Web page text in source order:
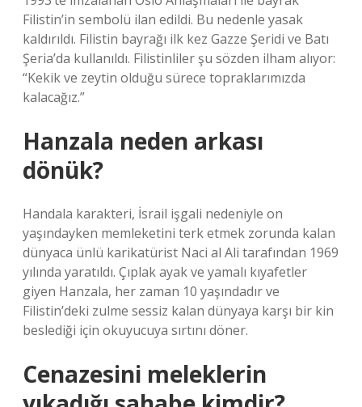
Filistin’in sembolü ilan edildi. Bu nedenle yasak
kaldırıldı. Filistin bayrağı ilk kez Gazze Şeridi ve Batı
Şeria’da kullanıldı. Filistinliler şu sözden ilham alıyor:
“Kekik ve zeytin olduğu sürece topraklarımızda
kalacağız.”
Hanzala neden arkası
dönük?
Handala karakteri, İsrail işgali nedeniyle on
yaşındayken memleketini terk etmek zorunda kalan
dünyaca ünlü karikatürist Naci al Ali tarafından 1969
yılında yaratıldı. Çıplak ayak ve yamalı kıyafetler
giyen Hanzala, her zaman 10 yaşındadır ve
Filistin’deki zulme sessiz kalan dünyaya karşı bir kin
beslediği için okuyucuya sırtını döner.
Cenazesini meleklerin